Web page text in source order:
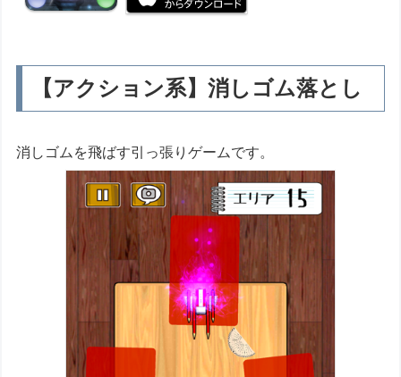
【アクション系】消しゴム落とし
消しゴムを飛ばす引っ張りゲームです。